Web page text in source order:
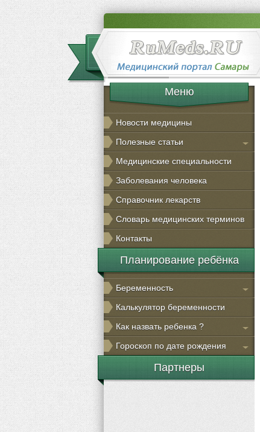
Меню
Новости медицины
Полезные статьи
Медицинские специальности
Заболевания человека
Справочник лекарств
Словарь медицинских терминов
Контакты
Планирование ребёнка
Беременность
Калькулятор беременности
Как назвать ребенка ?
Гороскоп по дате рождения
Партнеры